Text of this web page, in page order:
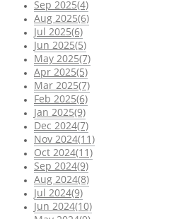
Sep 2025(4)
Aug 2025(6)
Jul 2025(6)
Jun 2025(5)
May 2025(7)
Apr 2025(5)
Mar 2025(7)
Feb 2025(6)
Jan 2025(9)
Dec 2024(7)
Nov 2024(11)
Oct 2024(11)
Sep 2024(9)
Aug 2024(8)
Jul 2024(9)
Jun 2024(10)